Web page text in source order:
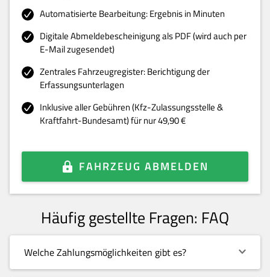
Automatisierte Bearbeitung: Ergebnis in Minuten
Digitale Abmeldebescheinigung als PDF (wird auch per
E-Mail zugesendet)
Zentrales Fahrzeugregister: Berichtigung der
Erfassungsunterlagen
Inklusive aller Gebühren (Kfz-Zulassungsstelle &
Kraftfahrt-Bundesamt) für nur 49,90 €
FAHRZEUG ABMELDEN
Häufig gestellte Fragen: FAQ
Welche Zahlungsmöglichkeiten gibt es?